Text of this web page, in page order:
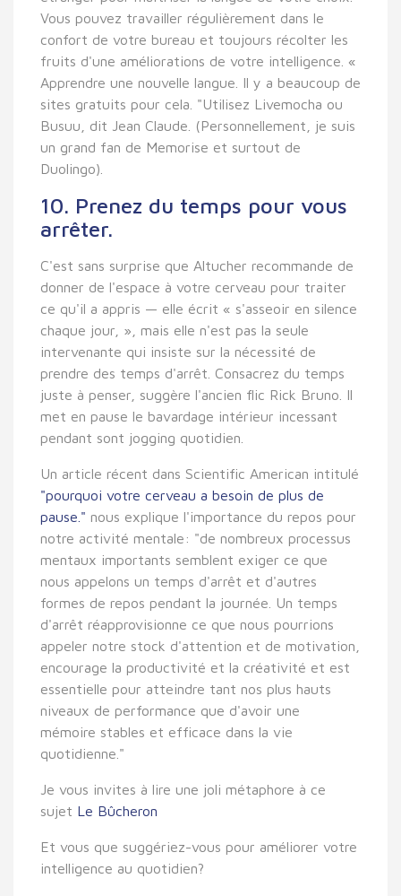
Vous pouvez travailler régulièrement dans le
confort de votre bureau et toujours récolter les
fruits d'une améliorations de votre intelligence. «
Apprendre une nouvelle langue. Il y a beaucoup de
sites gratuits pour cela. "Utilisez Livemocha ou
Busuu, dit Jean Claude. (Personnellement, je suis
un grand fan de Memorise et surtout de
Duolingo).
10. Prenez du temps pour vous
arrêter.
C'est sans surprise que Altucher recommande de
donner de l'espace à votre cerveau pour traiter
ce qu'il a appris — elle écrit « s'asseoir en silence
chaque jour, », mais elle n'est pas la seule
intervenante qui insiste sur la nécessité de
prendre des temps d'arrêt. Consacrez du temps
juste à penser, suggère l'ancien flic Rick Bruno. Il
met en pause le bavardage intérieur incessant
pendant sont jogging quotidien.
Un article récent dans Scientific American intitulé
"pourquoi votre cerveau a besoin de plus de
pause." nous explique l'importance du repos pour
notre activité mentale: "de nombreux processus
mentaux importants semblent exiger ce que
nous appelons un temps d'arrêt et d'autres
formes de repos pendant la journée. Un temps
d'arrêt réapprovisionne ce que nous pourrions
appeler notre stock d'attention et de motivation,
encourage la productivité et la créativité et est
essentielle pour atteindre tant nos plus hauts
niveaux de performance que d'avoir une
mémoire stables et efficace dans la vie
quotidienne."
Je vous invites à lire une joli métaphore à ce
sujet Le Bûcheron
Et vous que suggériez-vous pour améliorer votre
intelligence au quotidien?